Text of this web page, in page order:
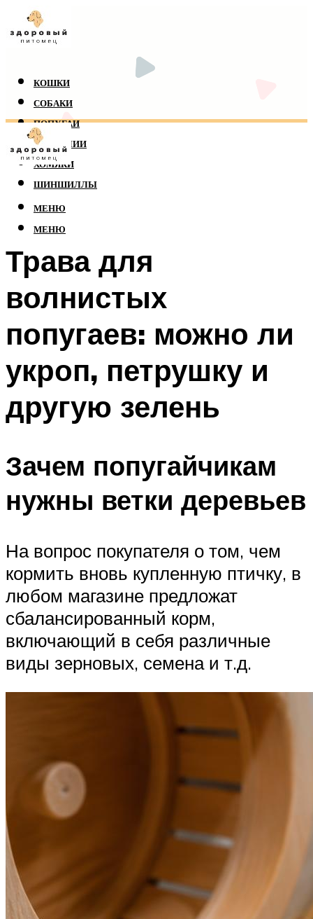
КОШКИ
СОБАКИ
ПОПУГАИ
РЕПТИЛИИ
ХОМЯКИ
ШИНШИЛЛЫ
МЕНЮ
МЕНЮ
Трава для
волнистых
попугаев: можно ли
укроп, петрушку и
другую зелень
Зачем попугайчикам
нужны ветки деревьев
На вопрос покупателя о том, чем
кормить вновь купленную птичку, в
любом магазине предложат
сбалансированный корм,
включающий в себя различные
виды зерновых, семена и т.д.